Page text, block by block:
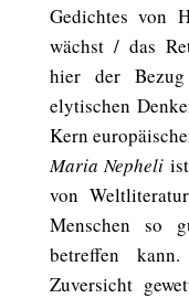
Gedichtes von
wächst / das
hier der Bezug
elytischen
Kern
Maria Nepheli
von
Menschen so
betreffen
Zuversicht